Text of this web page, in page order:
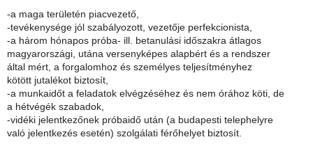
-a maga területén piacvezető,
-tevékenysége jól szabályozott, vezetője perfekcionista,
-a három hónapos próba- ill. betanulási időszakra átlagos
magyarországi, utána versenyképes alapbért és a rendszer
által mért, a forgalomhoz és személyes teljesítményhez
kötött jutalékot biztosít,
-a munkaidőt a feladatok elvégzéséhez és nem órához köti, de
a hétvégék szabadok,
-vidéki jelentkezőnek próbaidő után (a budapesti telephelyre
való jelentkezés esetén) szolgálati férőhelyet biztosít.